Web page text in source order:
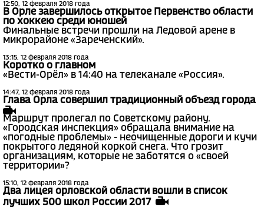
12:50, 12 февраля 2018 года
В Орле завершилось открытое Первенство области
по хоккею среди юношей
Финальные встречи прошли на Ледовой арене в
микрорайоне «Зареченский».
13:15, 12 февраля 2018 года
Коротко о главном
«Вести-Орёл» в 14:40 на телеканале «Россия».
14:47, 12 февраля 2018 года
Глава Орла совершил традиционный объезд города
Маршрут пролегал по Советскому району.
«Городская инспекция» обращала внимание на
«погодные проблемы» - неочищенные дороги и кучи
покрытого ледяной коркой снега. Что грозит
организациям, которые не заботятся о «своей
территории»?
15:10, 12 февраля 2018 года
Два лицея орловской области вошли в список
лучших 500 школ России 2017